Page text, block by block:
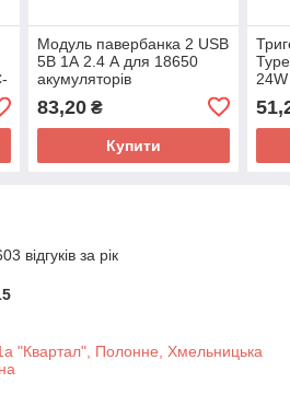
Модуль павербанка 2 USB
5В 1А 2.4 А для 18650
акумуляторів
83,20₴
Купити
відгуків за рік
"Квартал", Полонне, Хмельницька